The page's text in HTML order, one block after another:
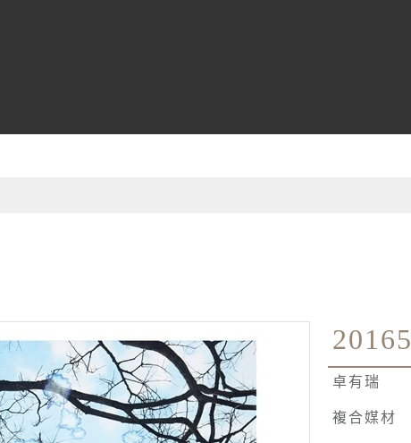
20165
卓有瑞
複合媒材